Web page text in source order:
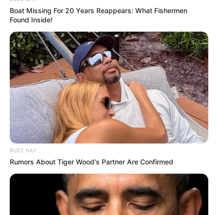
Auf einigen Seiten dieses Projektes sind Affiliate-
Angebote integriert. Wenn etwas darüber gebucht oder
gekauft wird, ist das eine Unterstützung, ohne dass sich
dadurch der Preis ändert.
Boat Missing For 20 Years Reappears: What Fishermen
Found Inside!
BUZZ DAY
Rumors About Tiger Wood's Partner Are Confirmed